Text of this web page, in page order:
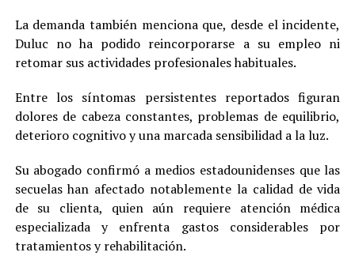
La demanda también menciona que, desde el incidente,
Duluc no ha podido reincorporarse a su empleo ni
retomar sus actividades profesionales habituales.
Entre los síntomas persistentes reportados figuran
dolores de cabeza constantes, problemas de equilibrio,
deterioro cognitivo y una marcada sensibilidad a la luz.
Su abogado confirmó a medios estadounidenses que las
secuelas han afectado notablemente la calidad de vida
de su clienta, quien aún requiere atención médica
especializada y enfrenta gastos considerables por
tratamientos y rehabilitación.